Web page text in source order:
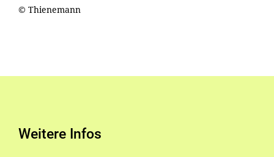
© Thienemann
Weitere Infos